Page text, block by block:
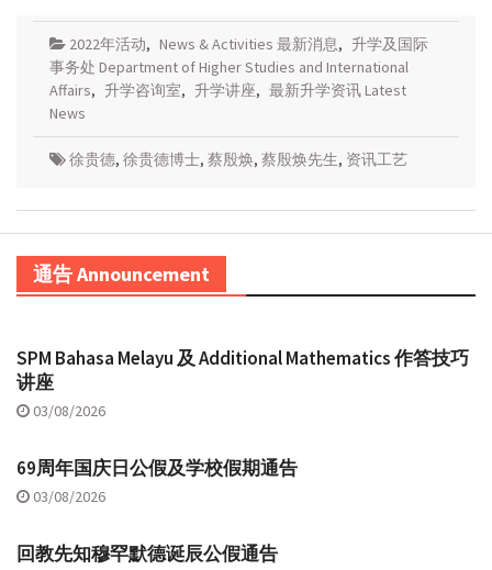
2022年活动, News & Activities 最新消息, 升学及国际
事务处 Department of Higher Studies and International
Affairs, 升学咨询室, 升学讲座, 最新升学资讯 Latest
News
徐贵德, 徐贵德博士, 蔡殷焕, 蔡殷焕先生, 资讯工艺
通告 Announcement
SPM Bahasa Melayu 及 Additional Mathematics 作答技巧
讲座
03/08/2026
69周年国庆日公假及学校假期通告
03/08/2026
回教先知穆罕默德诞辰公假通告